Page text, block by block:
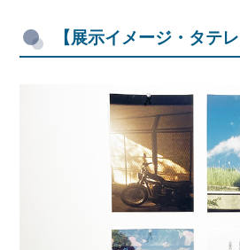
【展示イメージ・タテ